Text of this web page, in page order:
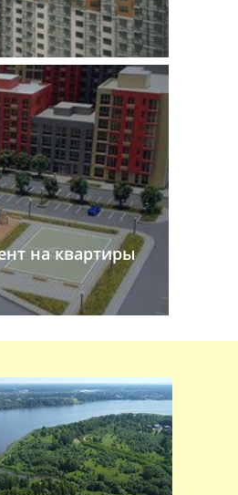
на квартиры